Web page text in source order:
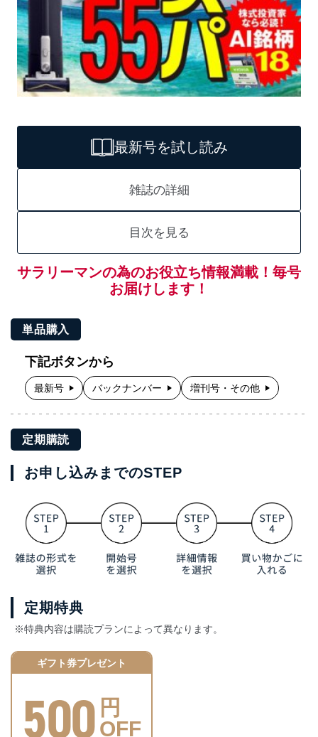
最新号を試し読み
雑誌の詳細
目次を見る
サラリーマンの為のお役立ち情報満載！毎号
お届けします！
単品購入
下記ボタンから
最新号 バックナンバー 増刊号・その他
定期購読
お申し込みまでのSTEP
定期特典
※特典内容は購読プランによって異なります。
ギフト券プレゼント
500 円
OFF